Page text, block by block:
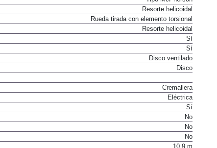
Tipo McPherson
Resorte helicoidal
Rueda tirada con elemento torsional
Resorte helicoidal
Sí
Sí
Disco ventilado
Cremallera
Eléctrica
Sí
No
No
No